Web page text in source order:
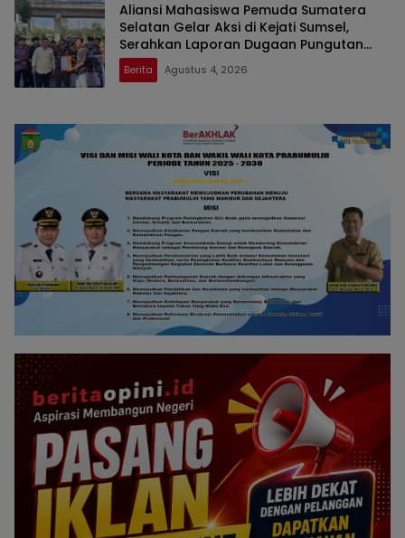
Aliansi Mahasiswa Pemuda Sumatera
Selatan Gelar Aksi di Kejati Sumsel,
Serahkan Laporan Dugaan Pungutan
Dana BOS dan Sertifikasi Guru di Ogan
Ilir
Berita Agustus 4, 2026